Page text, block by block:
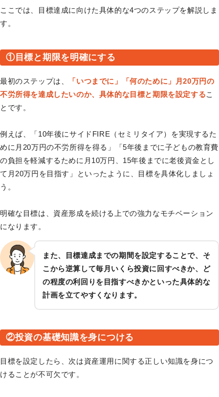
ここでは、目標達成に向けた具体的な4つのステップを解説しま
す。
①目標と期限を明確にする
最初のステップは、
「いつまでに」「何のために」月20万円の
不労所得を達成したいのか、具体的な目標と期限を設定するこ
とです。
例えば、「10年後にサイドFIRE（セミリタイア）を実現するた
めに月20万円の不労所得を得る」「5年後までに子どもの教育費
の負担を軽減するために月10万円、15年後までに老後資金とし
て月20万円を目指す」といったように、目標を具体化しましょ
う。
明確な目標は、資産形成を続ける上での強力なモチベーション
になります。
また、目標達成までの期間を設定することで、そ
こから逆算して毎月いくら投資に回すべきか、ど
の程度の利回りを目指すべきかといった具体的な
計画を立てやすくなります。
②投資の基礎知識を身につける
目標を設定したら、次は資産運用に関する正しい知識を身につ
けることが不可欠です。